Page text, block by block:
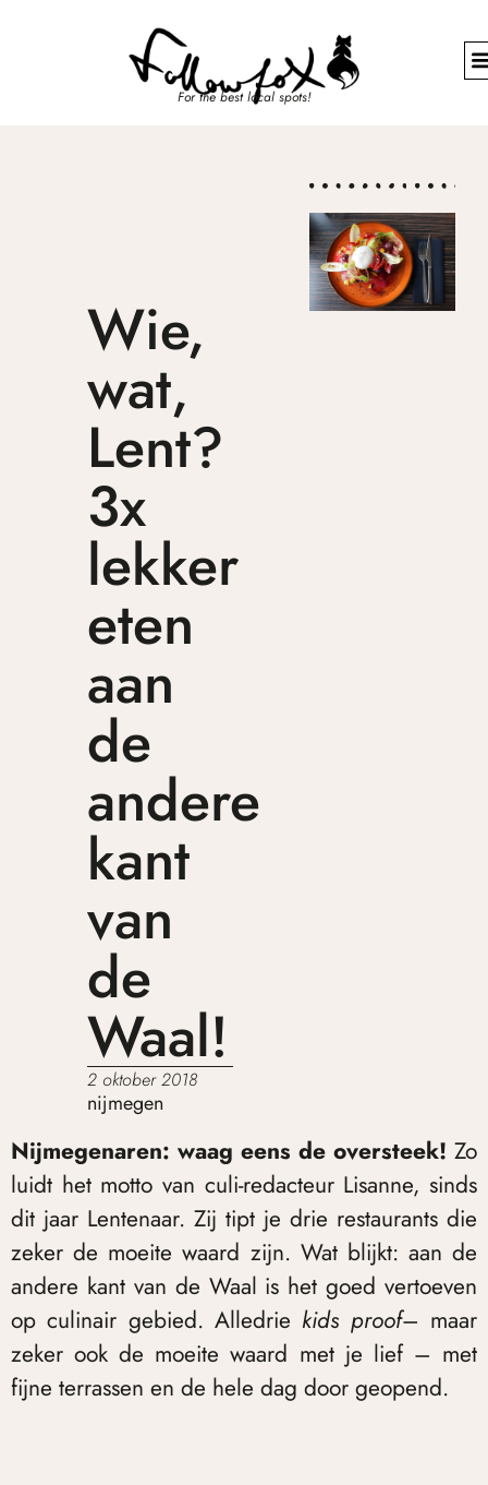
For the best local spots!
Wie,
wat,
Lent?
3x
lekker
eten
aan
de
andere
kant
van
de
Waal!
2 oktober 2018
nijmegen
Nijmegenaren: waag eens de oversteek! Zo
luidt het motto van culi-redacteur Lisanne, sinds
dit jaar Lentenaar. Zij tipt je drie restaurants die
zeker de moeite waard zijn. Wat blijkt: aan de
andere kant van de Waal is het goed vertoeven
op culinair gebied. Alledrie kids proof– maar
zeker ook de moeite waard met je lief – met
fijne terrassen en de hele dag door geopend.